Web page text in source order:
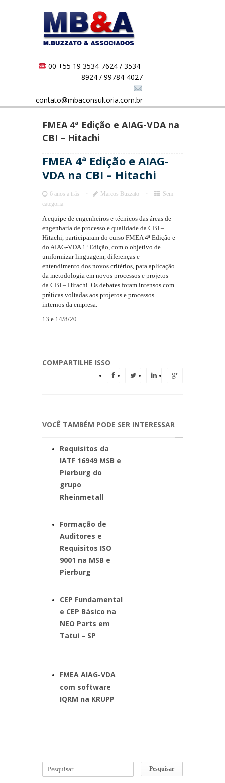
00 +55 19 3534-7624 / 3534-
8924 / 99784-4027
contato@mbaconsultoria.com.br
FMEA 4ª Edição e AIAG-VDA na
CBI – Hitachi
FMEA 4ª Edição e AIAG-
VDA na CBI – Hitachi
6 anos a trás Marcos Buzzato
Sem
categoria
A equipe de engenheiros e técnicos das áreas de
engenharia de processo e qualidade da CBI –
Hitachi, participaram do curso FMEA 4ª Edição e
do AIAG-VDA 1ª Edição, com o objetivo de
uniformizar linguagem, diferenças e
entendimento dos novos critérios, para aplicação
da metodologia em novos processos e projetos
da CBI – Hitachi. Os debates foram intensos com
práticas voltadas aos projetos e processos
internos da empresa.
13 e 14/8/20
COMPARTILHE ISSO
VOCÊ TAMBÉM PODE SER INTERESSAR
Requisitos da
IATF 16949 MSB e
Pierburg do
grupo
Rheinmetall
Formação de
Auditores e
Requisitos ISO
9001 na MSB e
Pierburg
CEP Fundamental
e CEP Básico na
NEO Parts em
Tatui – SP
FMEA AIAG-VDA
com software
IQRM na KRUPP